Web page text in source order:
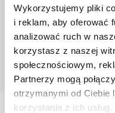
Wykorzystujemy pliki
i reklam, aby oferować
analizować ruch w
korzystasz z naszej
społecznościowym,
Partnerzy mogą
otrzymanymi od Ciebie
korzystania z ich usług.
nami
Jedna
może
nowego